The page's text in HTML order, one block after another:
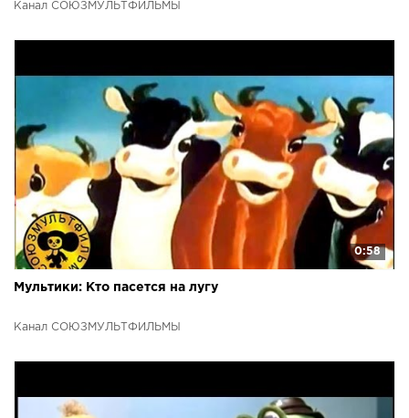
Канал СОЮЗМУЛЬТФИЛЬМЫ
0:58
Мультики: Кто пасется на лугу
Канал СОЮЗМУЛЬТФИЛЬМЫ